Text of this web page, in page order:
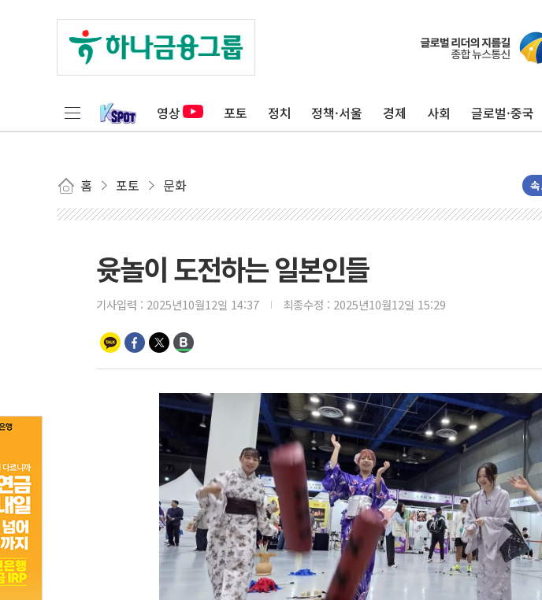
영상 포토 정치 정책·서울 경제 사회 글로벌·중국
홈 포토 문화
윳놀이 도전하는 일본인들
기사입력 : 2025년10월12일 14:37 최종수정 : 2025년10월12일 15:29